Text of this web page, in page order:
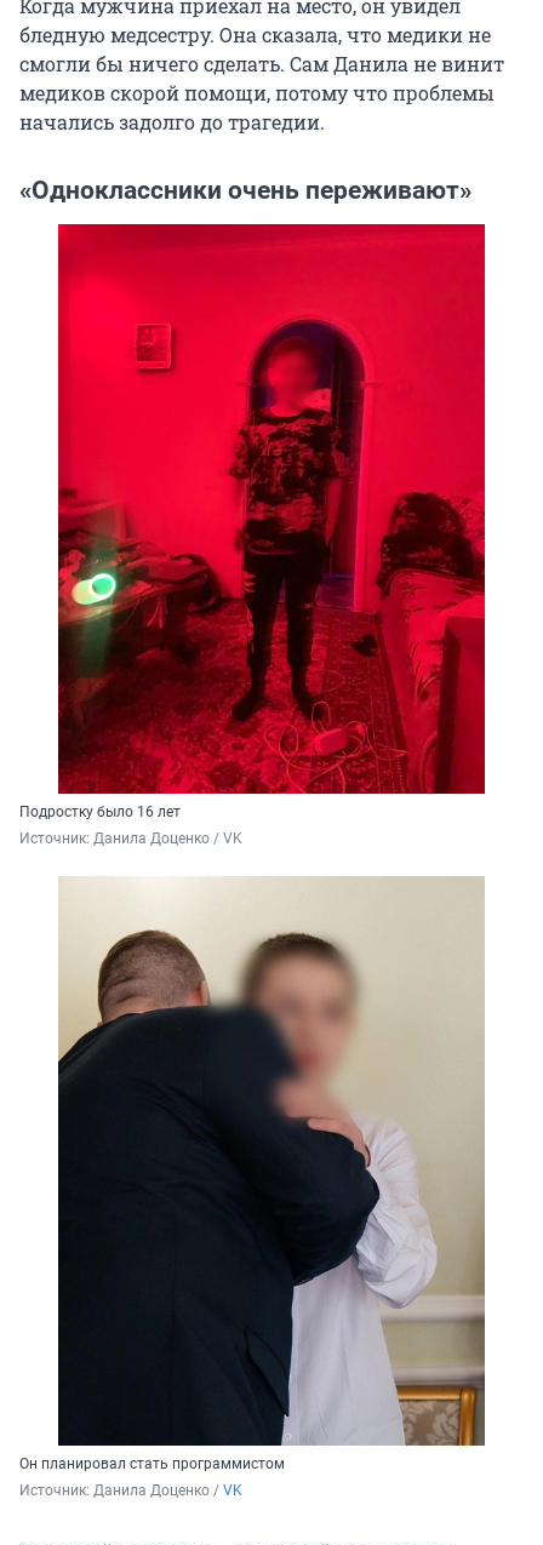
Когда мужчина приехал на место, он увидел
бледную медсестру. Она сказала, что медики не
смогли бы ничего сделать. Сам Данила не винит
медиков скорой помощи, потому что проблемы
начались задолго до трагедии.
«Одноклассники очень переживают»
Подростку было 16 лет
Источник: Данила Доценко / VK
Он планировал стать программистом
Источник: Данила Доценко / VK